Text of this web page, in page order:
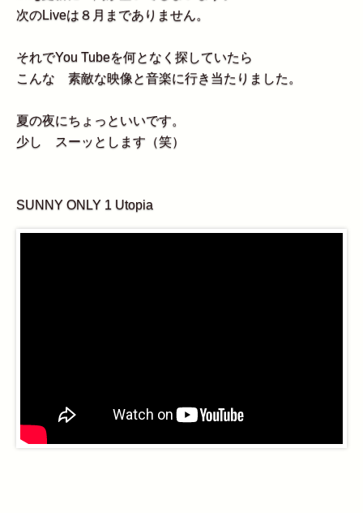
次のLiveは８月までありません。
それでYou Tubeを何となく探していたら
こんな 素敵な映像と音楽に行き当たりました。
夏の夜にちょっといいです。
少し スーッとします（笑）
SUNNY ONLY 1 Utopia